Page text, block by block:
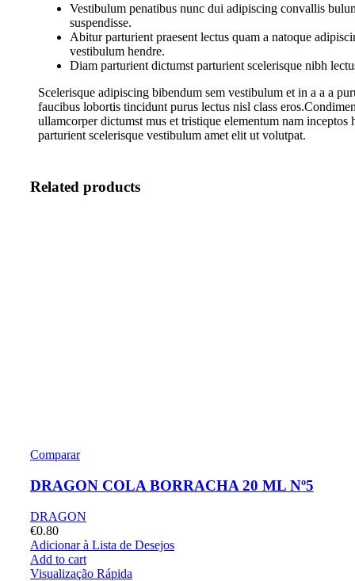
Vestibulum penatibus nunc dui adipiscing convallis
suspendisse.
Abitur parturient praesent lectus quam a natoque
vestibulum hendre.
Diam parturient dictumst parturient scelerisque nibh
Scelerisque adipiscing bibendum sem vestibulum et in a a a
faucibus lobortis tincidunt purus lectus nisl class
ullamcorper dictumst mus et tristique elementum nam inceptos
parturient scelerisque vestibulum amet elit ut volutpat.
Related products
Comparar
DRAGON COLA BORRACHA 20 ML Nº5
DRAGON
€0.80
Adicionar à Lista de Desejos
Add to cart
Visualização Rápida